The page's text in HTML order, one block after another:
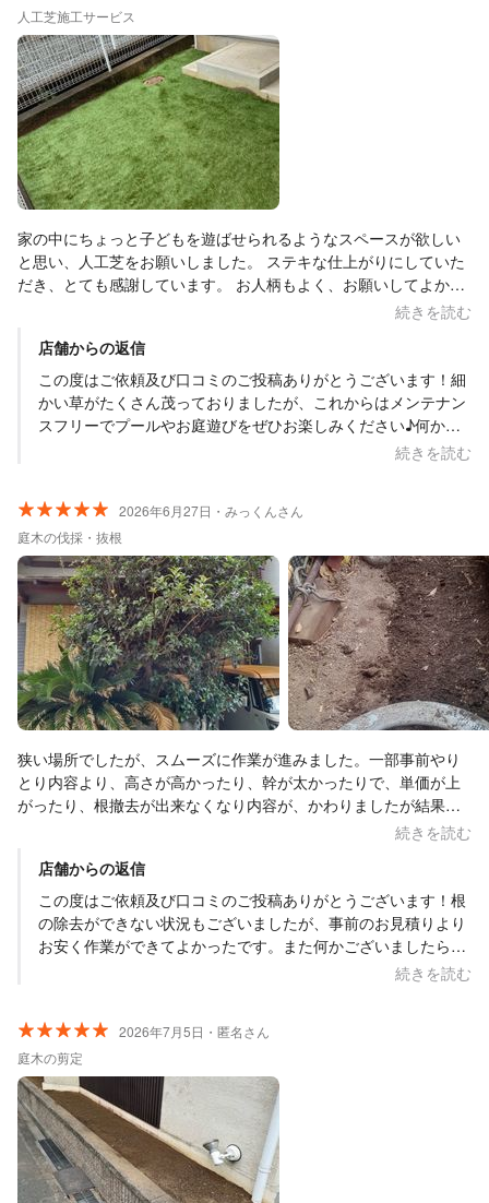
人工芝施工サービス
家の中にちょっと子どもを遊ばせられるようなスペースが欲しい
と思い、人工芝をお願いしました。 ステキな仕上がりにしていた
だき、とても感謝しています。 お人柄もよく、お願いしてよかっ
たです。 また何かあったらこちらのお店にお願いしたいです。 本
続きを読む
店舗からの返信
この度はご依頼及び口コミのご投稿ありがとうございます！細
かい草がたくさん茂っておりましたが、これからはメンテナン
スフリーでプールやお庭遊びをぜひお楽しみください♪何かご
ざいましたら、お気軽にご相談ください。今後ともよろしくお
続きを読む
2026年6月27日・みっくんさん
庭木の伐採・抜根
狭い場所でしたが、スムーズに作業が進みました。一部事前やり
とり内容より、高さが高かったり、幹が太かったりで、単価が上
がったり、根撤去が出来なくなり内容が、かわりましたが結果、
見積もりより安くなりました。根撤去ができない木は薬剤を使わ
す。
続きを読む
店舗からの返信
この度はご依頼及び口コミのご投稿ありがとうございます！根
の除去ができない状況もございましたが、事前のお見積りより
お安く作業ができてよかったです。また何かございましたら、
お気軽にご相談ください。今後ともよろしくお願いいたしま
続きを読む
2026年7月5日・匿名さん
庭木の剪定